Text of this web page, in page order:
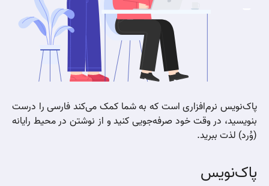
پاک‌نویس
پاک‌نویس نرم‌افزاری است که به شما کمک می‌کند فارسی را درست
بنویسید، در وقت خود صرفه‌جویی کنید و از نوشتن در محیط رایانه
(وُرد) لذت ببرید.